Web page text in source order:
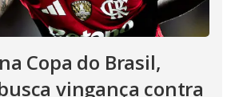
Copa do Brasil,
vingança contra